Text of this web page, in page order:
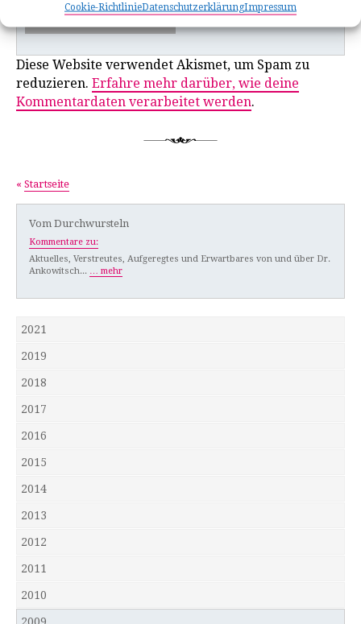
Cookie-RichtlinieDatenschutzerklärungImpressum
Diese Website verwendet Akismet, um Spam zu
reduzieren. Erfahre mehr darüber, wie deine
Kommentardaten verarbeitet werden.
« Startseite
Vom Durchwursteln
Kommentare zu:
Aktuelles, Verstreutes, Aufgeregtes und Erwartbares von und über Dr.
Ankowitsch... … mehr
2021
2019
2018
2017
2016
2015
2014
2013
2012
2011
2010
2009